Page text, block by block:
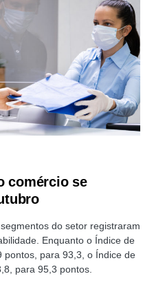
comércio se
do setor registraram
Enquanto o Índice de
pontos, para 93,3, o Índice de
para 95,3 pontos.